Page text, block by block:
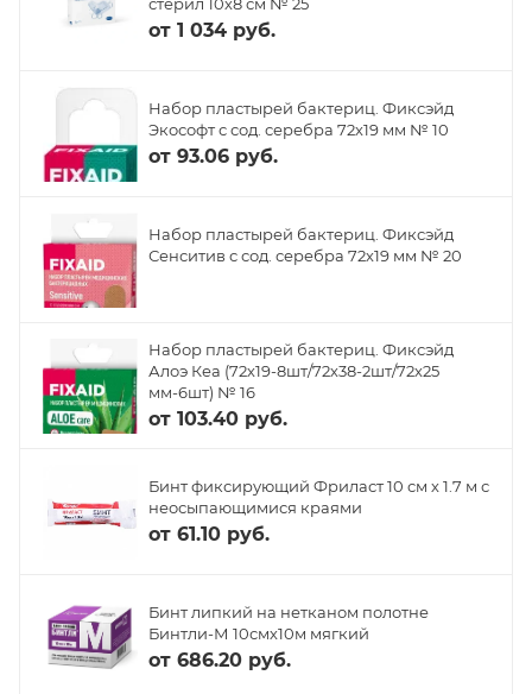
от 1 034 руб.
Набор пластырей бактериц. Фиксэйд
Экософт с сод. серебра 72х19 мм № 10
от 93.06 руб.
Набор пластырей бактериц. Фиксэйд
Сенситив с сод. серебра 72х19 мм № 20
Набор пластырей бактериц. Фиксэйд
Алоэ Кеа (72х19-8шт/72х38-2шт/72х25
мм-6шт) № 16
от 103.40 руб.
Бинт фиксирующий Фриласт 10 см х 1.7 м с
неосыпающимися краями
от 61.10 руб.
Бинт липкий на нетканом полотне
Бинтли-М 10смх10м мягкий
от 686.20 руб.